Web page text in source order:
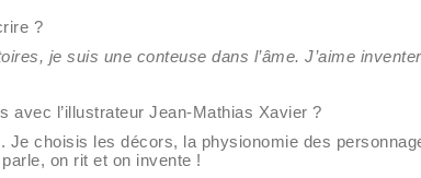
?
je suis une conteuse dans l’âme. J’aime
avec l’illustrateur Jean-Mathias Xavier ?
Je choisis les décors, la physionomie des
on rit et on invente !